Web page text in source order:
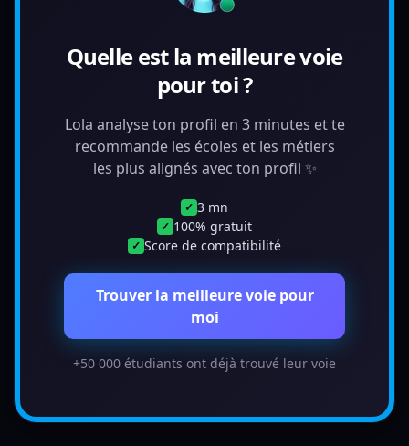
Quelle est la meilleure voie
pour toi ?
Lola analyse ton profil en 3 minutes et te
recommande les écoles et les métiers
les plus alignés avec ton profil ✨
✓ 3 mn
✓ 100% gratuit
✓ Score de compatibilité
Trouver la meilleure voie pour
moi
+50 000 étudiants ont déjà trouvé leur voie